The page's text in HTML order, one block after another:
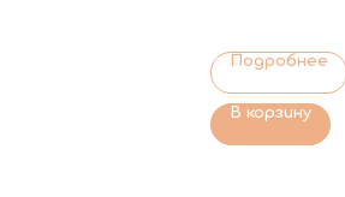
Подробнее
В корзину